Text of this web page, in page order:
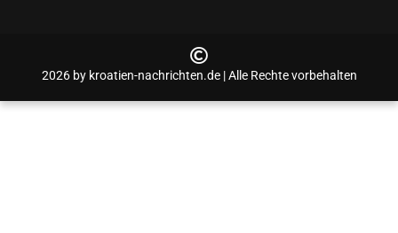
2026 by kroatien-nachrichten.de | Alle Rechte vorbehalten